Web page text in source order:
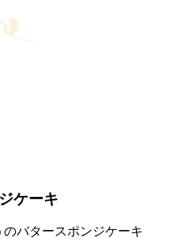
ケーキ
バタースポンジケーキ